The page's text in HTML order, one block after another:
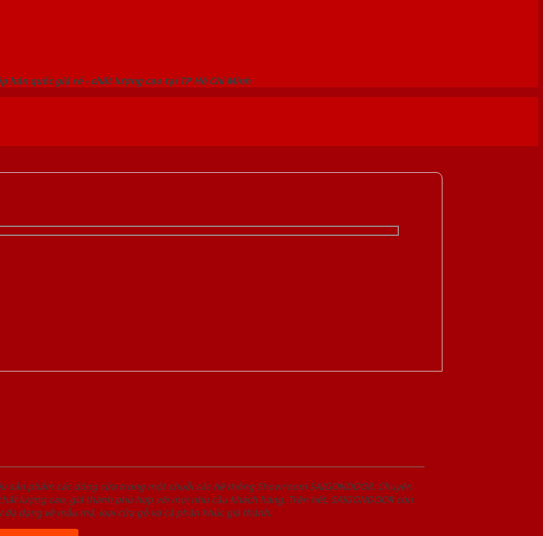
hàn quốc giá rẻ - chất lượng cao tại TP Hồ Chí Minh
sản phẩm các dòng cửa trong một chuỗi các hệ thống Showroom SAIGONDOOR. Chuyên
lượng cao, giá thành phù hợp với mọi nhu cầu khách hàng. Trên hết, SAIGONDOOR còn
dạng về mẫu mã, loại cửa gỗ và cả phân khúc giá thành.